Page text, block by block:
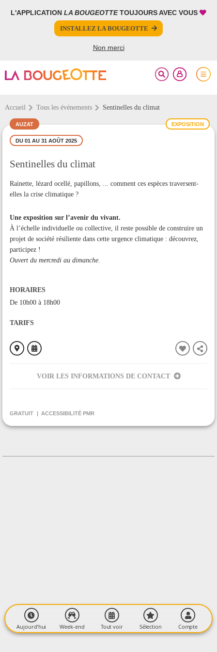
L'APPLICATION LA BOUGEOTTETOUJOURS AVEC VOUS
INSTALLEZ LA BOUGEOTTE
Non merci
Accueil Tous les événements Sentinelles du climat
EXPOSITION
AUZAT
DU 01 AU 31 AOÛT 2025
Sentinelles du climat
Rainette, lézard ocellé, papillons, ... comment ces espèces traversent-
elles la crise climatique ?
Une exposition sur l’avenir du vivant.
À l’échelle individuelle ou collective, il reste possible de construire un
projet de société résiliente dans cette urgence climatique : découvrez,
participez !
Ouvert du mercredi au dimanche.
HORAIRES
De 10h00 à 18h00
TARIFS
VOIR LES INFORMATIONS DE CONTACT
GRATUIT ACCESSIBILITÉ PMR
FERMER
PARTAGER
Aujourd’hui Week-end Tout voir Sélection Compte
FERMER
Votre inscription à la newsletter a été effectuée.